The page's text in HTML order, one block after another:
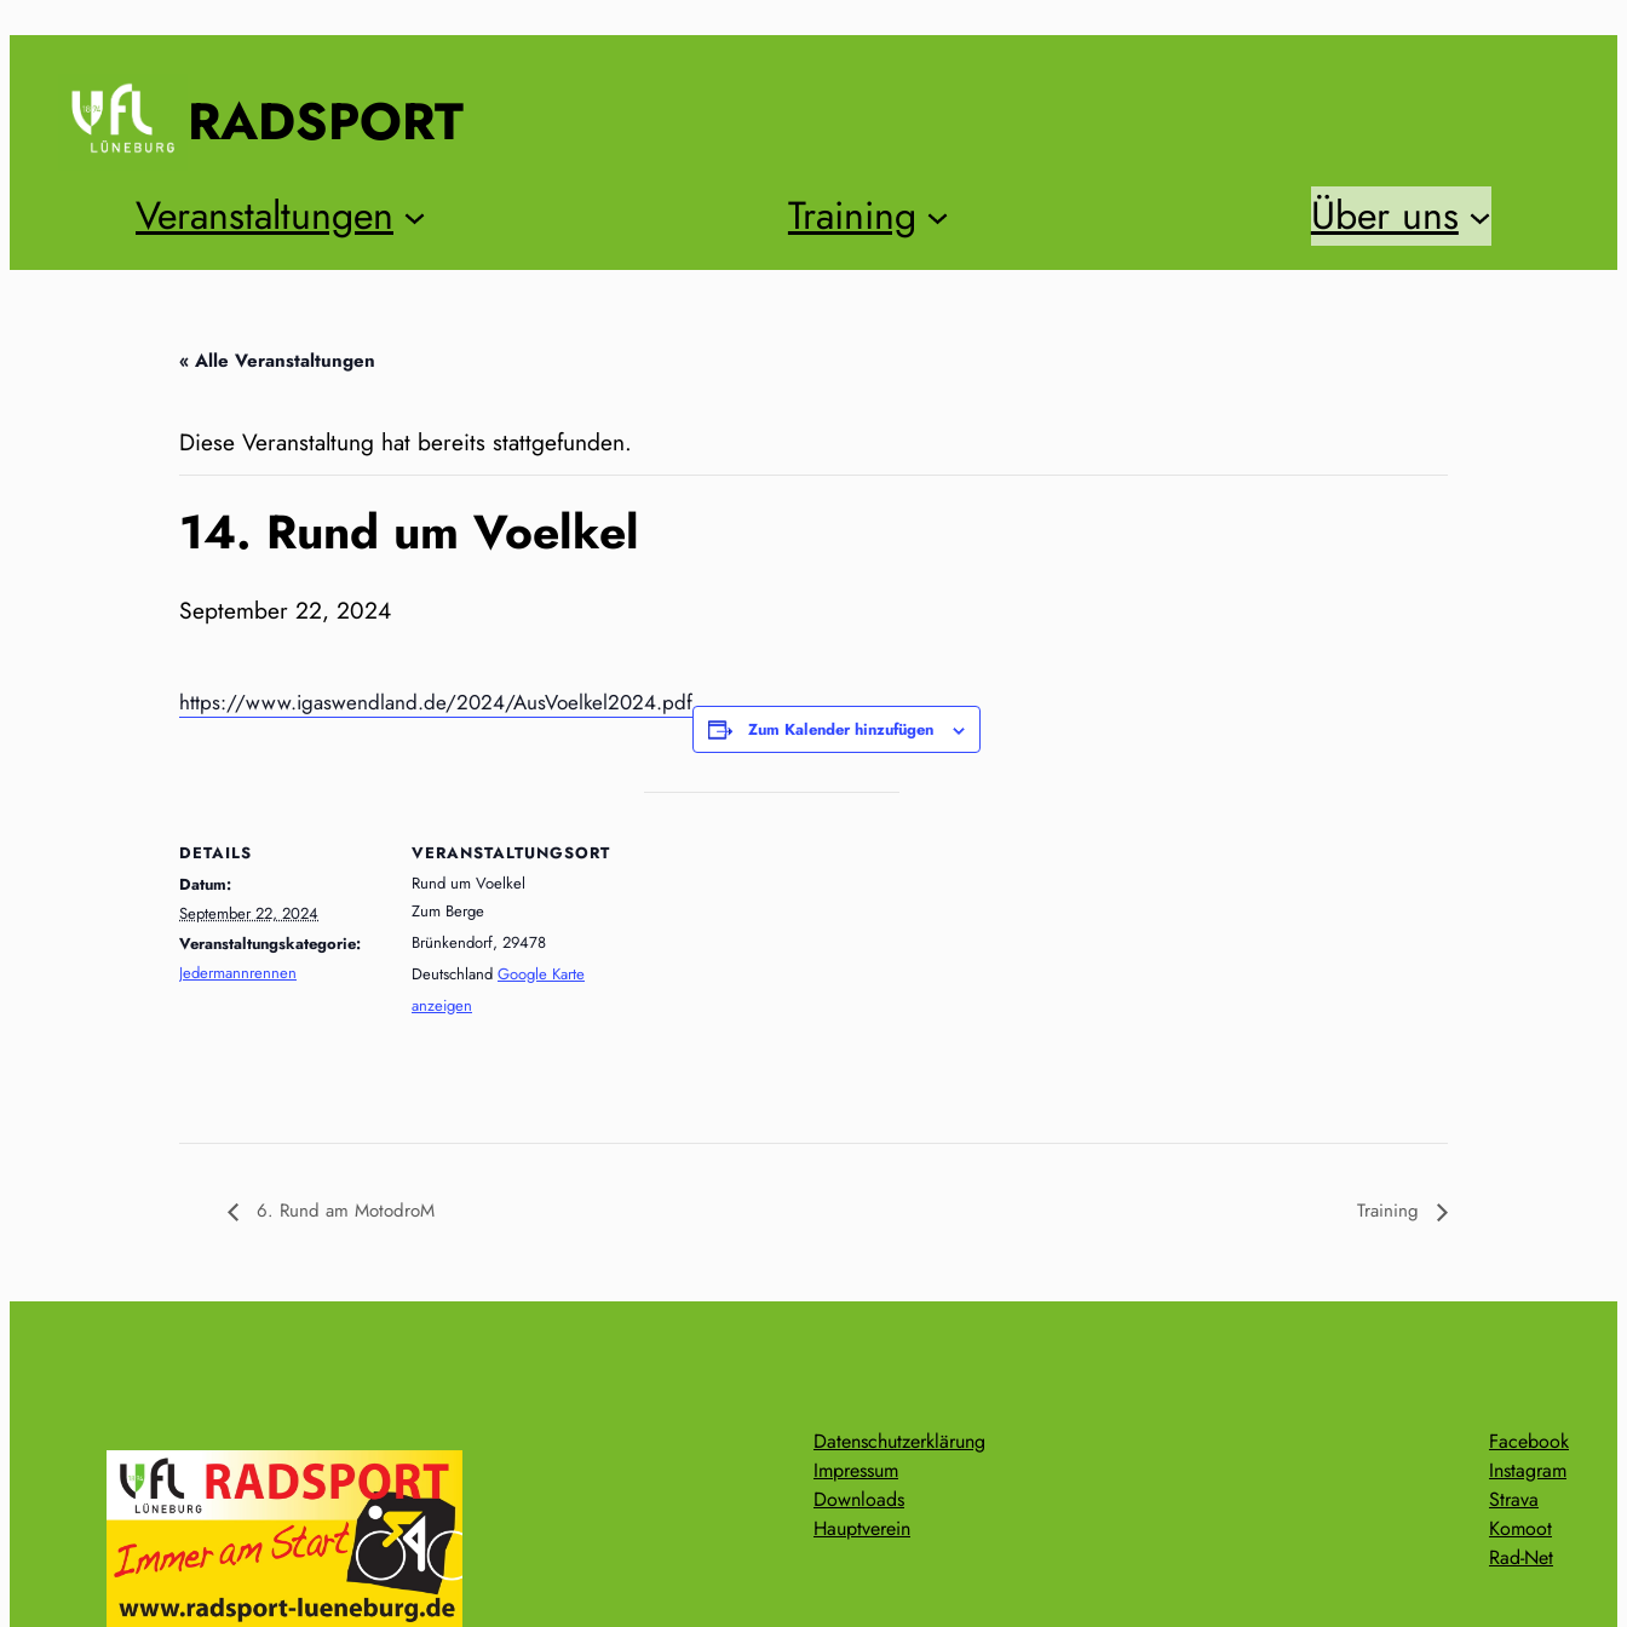
RADSPORT
Veranstaltungen Training Über uns
« Alle Veranstaltungen
Diese Veranstaltung hat bereits stattgefunden.
14. Rund um Voelkel
September 22, 2024
https://www.igaswendland.de/2024/AusVoelkel2024.pdf
Zum Kalender hinzufügen
DETAILS
Datum:
September 22, 2024
Veranstaltungskategorie:
Jedermannrennen
VERANSTALTUNGSORT
Rund um Voelkel
Zum Berge
Brünkendorf, 29478
Deutschland Google Karte
anzeigen
6. Rund am MotodroM Training
Datenschutzerklärung
Impressum
Downloads
Hauptverein
Facebook
Instagram
Strava
Komoot
Rad-Net